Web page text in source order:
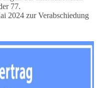
77.
2024 zur Verabschiedung